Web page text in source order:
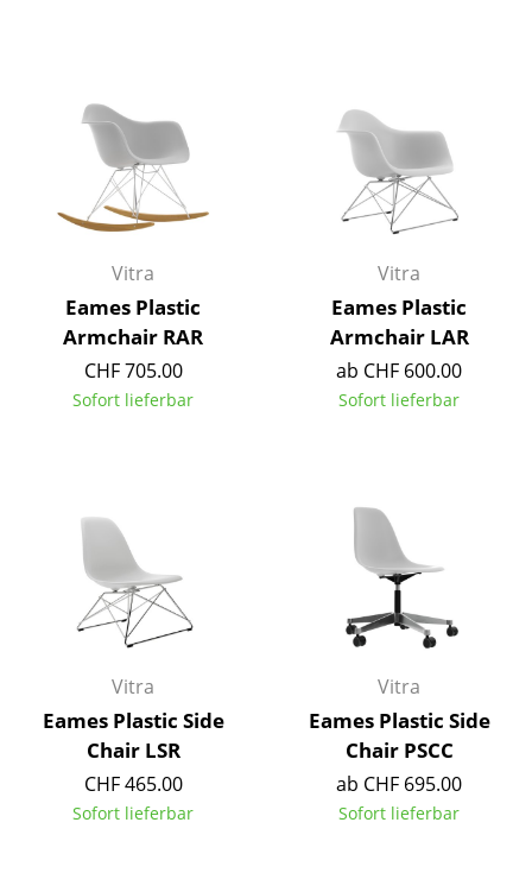
Outdoor-Leuchten
Akkuleuchten
... alle Leuchten
Doppelbetten
Einzelbetten
Stapelbetten
... alle Betten
Accessoires
Spiegel
Figuren & Miniaturen
Vasen
Vitra
Eames Plastic
Armchair RAR
CHF 705.00
Sofort lieferbar
Vitra
Eames Plastic
Armchair LAR
ab CHF 600.00
Sofort lieferbar
Vitra
Eames Plastic Side
Chair LSR
CHF 465.00
Sofort lieferbar
Vitra
Eames Plastic Side
Chair PSCC
ab CHF 695.00
Sofort lieferbar